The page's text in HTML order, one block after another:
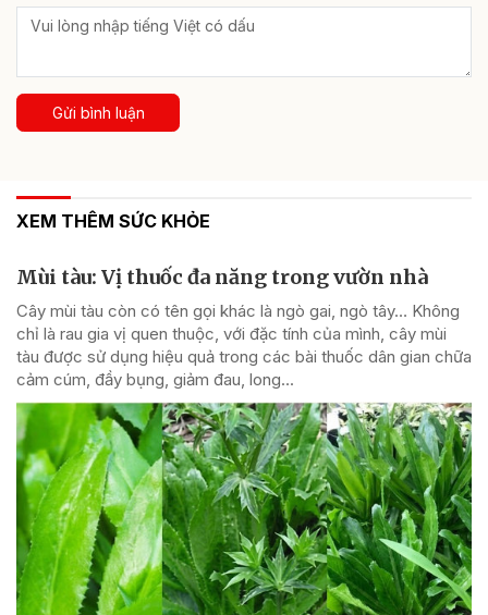
Gửi bình luận
XEM THÊM SỨC KHỎE
Mùi tàu: Vị thuốc đa năng trong vườn nhà
Cây mùi tàu còn có tên gọi khác là ngò gai, ngò tây… Không
chỉ là rau gia vị quen thuộc, với đặc tính của mình, cây mùi
tàu được sử dụng hiệu quả trong các bài thuốc dân gian chữa
cảm cúm, đầy bụng, giảm đau, long...